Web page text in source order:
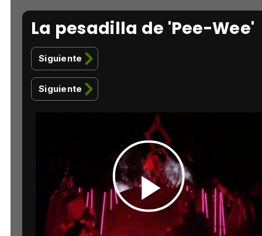
La pesadilla de 'Pee-Wee'
Siguiente
Siguiente